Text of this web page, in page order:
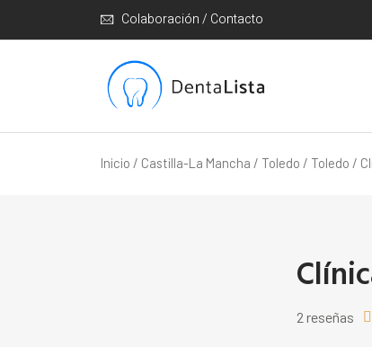
Colaboración / Contacto
Inicio / Castilla-La Mancha / Toledo / Toledo /
2 reseñas 